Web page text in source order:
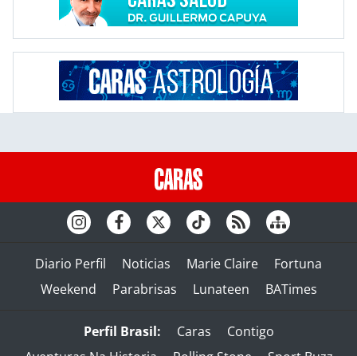
Diario Perfil Noticias Marie Claire
Fortuna
Weekend
Parabrisas Lunateen BATimes
Perfil Brasil: Caras
Contigo